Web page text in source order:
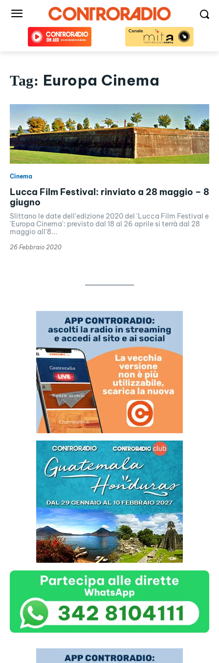
Tag: Europa Cinema
Cinema
Lucca Film Festival: rinviato a 28 maggio – 8
giugno
Slittano le date dell'edizione 2020 del 'Lucca Film Festival e
'Europa Cinema': previsto dal 18 al 26 aprile si terrà dal 28
maggio all'8...
26 Febbraio 2020